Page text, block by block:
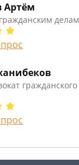
Артём
делам
гражданского